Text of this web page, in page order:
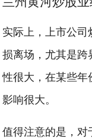
实际上，上市公
损离场，尤其是
性很大，在某些
影响很大。
值得注意的是，对